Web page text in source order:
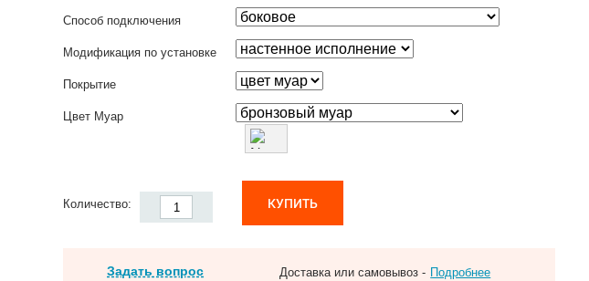
Способ подключения
Модификация по установке
Покрытие
Цвет Муар
Количество: КУПИТЬ
Задать вопрос Доставка или самовывоз - Подробнее